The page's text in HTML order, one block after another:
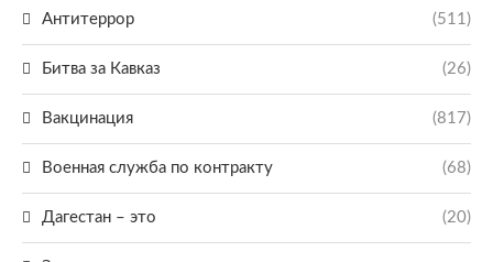
Антитеррор (511)
Битва за Кавказ (26)
Вакцинация (817)
Военная служба по контракту (68)
Дагестан – это (20)